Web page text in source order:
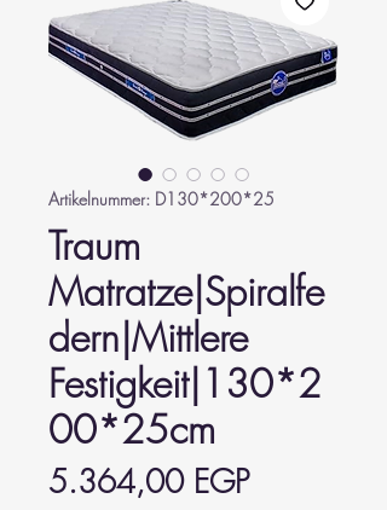
Artikelnummer: D130*200*25
Traum
Matratze|Spiralfe
dern|Mittlere
Festigkeit|130*2
00*25cm
5.364,00 EGPPreis